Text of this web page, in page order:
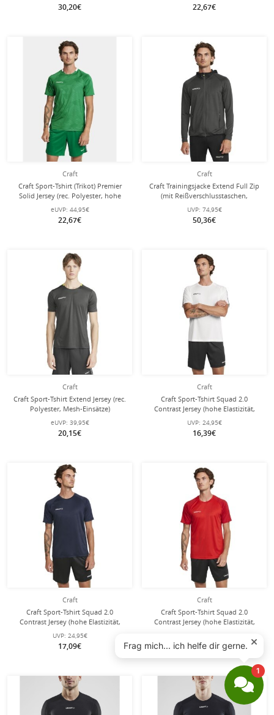
30,20€ 22,67€
Craft
Craft Sport-Tshirt (Trikot) Premier
Solid Jersey (rec. Polyester, hohe
Elastizität) grün Herren
eUVP: 44,95€
22,67€
Craft
Craft Trainingsjacke Extend Full Zip
(mit Reißverschlusstaschen,
elastisches Material) asphaltgrau
Herren
UVP: 74,95€
50,36€
Craft
Craft Sport-Tshirt Extend Jersey (rec.
Polyester, Mesh-Einsätze)
asphaltgrau Herren
eUVP: 39,95€
20,15€
Craft
Craft Sport-Tshirt Squad 2.0
Contrast Jersey (hohe Elastizität,
bequeme Passform) weiss Herren
UVP: 24,95€
16,39€
Craft
Craft Sport-Tshirt Squad 2.0
Contrast Jersey (hohe Elastizität,
bequeme Passform) navyblau
Herren
UVP: 24,95€
17,09€
Craft
Craft Sport-Tshirt Squad 2.0
Contrast Jersey (hohe Elastizität,
17,09€